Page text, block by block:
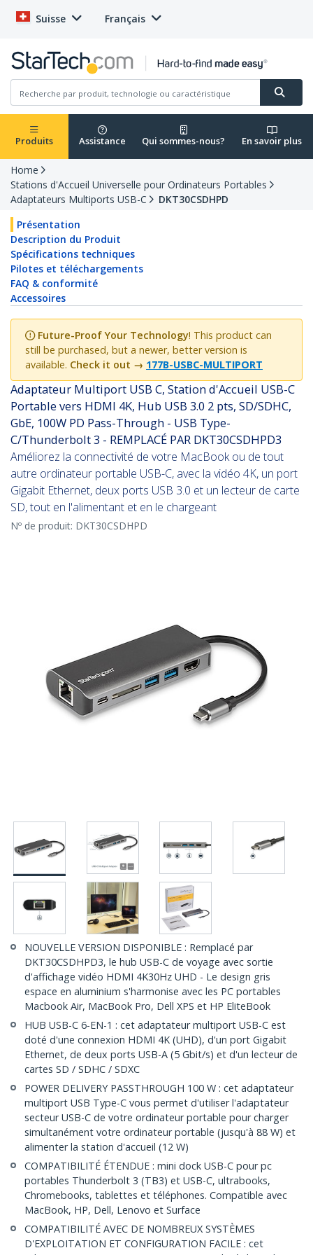
Suisse Français
Produits Assistance Qui sommes-nous? En savoir plus
Home
Stations d'Accueil Universelle pour Ordinateurs Portables
Adaptateurs Multiports USB-C
DKT30CSDHPD
Présentation
Description du Produit
Spécifications techniques
Pilotes et téléchargements
FAQ & conformité
Accessoires
Future-Proof Your Technology! This product can
still be purchased, but a newer, better version is
available. Check it out → 177B-USBC-MULTIPORT
Adaptateur Multiport USB C, Station d'Accueil USB-C
Portable vers HDMI 4K, Hub USB 3.0 2 pts, SD/SDHC,
GbE, 100W PD Pass-Through - USB Type-
C/Thunderbolt 3 - REMPLACÉ PAR DKT30CSDHPD3
Améliorez la connectivité de votre MacBook ou de tout
autre ordinateur portable USB-C, avec la vidéo 4K, un port
Gigabit Ethernet, deux ports USB 3.0 et un lecteur de carte
SD, tout en l'alimentant et en le chargeant
Nº de produit: DKT30CSDHPD
NOUVELLE VERSION DISPONIBLE : Remplacé par
DKT30CSDHPD3, le hub USB-C de voyage avec sortie
d'affichage vidéo HDMI 4K30Hz UHD - Le design gris
espace en aluminium s'harmonise avec les PC portables
Macbook Air, MacBook Pro, Dell XPS et HP EliteBook
HUB USB-C 6-EN-1 : cet adaptateur multiport USB-C est
doté d'une connexion HDMI 4K (UHD), d'un port Gigabit
Ethernet, de deux ports USB-A (5 Gbit/s) et d'un lecteur de
cartes SD / SDHC / SDXC
POWER DELIVERY PASSTHROUGH 100 W : cet adaptateur
multiport USB Type-C vous permet d'utiliser l'adaptateur
secteur USB-C de votre ordinateur portable pour charger
simultanément votre ordinateur portable (jusqu'à 88 W) et
alimenter la station d'accueil (12 W)
COMPATIBILITÉ ÉTENDUE : mini dock USB-C pour pc
portables Thunderbolt 3 (TB3) et USB-C, ultrabooks,
Chromebooks, tablettes et téléphones. Compatible avec
MacBook, HP, Dell, Lenovo et Surface
COMPATIBILITÉ AVEC DE NOMBREUX SYSTÈMES
D'EXPLOITATION ET CONFIGURATION FACILE : cet